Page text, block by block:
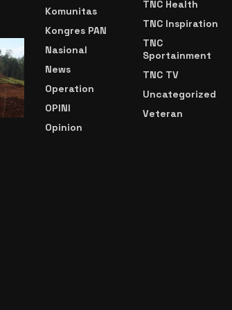
Komunitas
Kongres PAN
Nasional
News
Operation
OPINI
Opinion
TNC Health
TNC Inspiration
TNC
Sportainment
TNC TV
Uncategorized
Veteran